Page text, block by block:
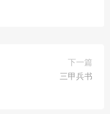
下一篇
三甲兵书